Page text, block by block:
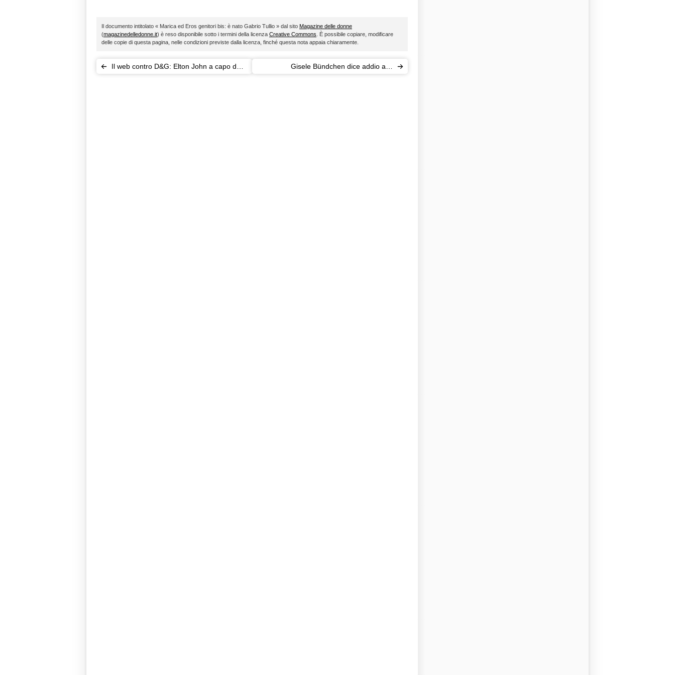
Il documento intitolato « Marica ed Eros genitori bis: è nato Gabrio Tullio » dal sito Magazine delle donne
(magazinedelledonne.it) è reso disponibile sotto i termini della licenza Creative Commons . È possibile copiare, modificare
delle copie di questa pagina, nelle condizioni previste dalla licenza, finché questa nota appaia chiaramente.
Il web contro D&G: Elton John a capo del
Gisele Bündchen dice addio alle